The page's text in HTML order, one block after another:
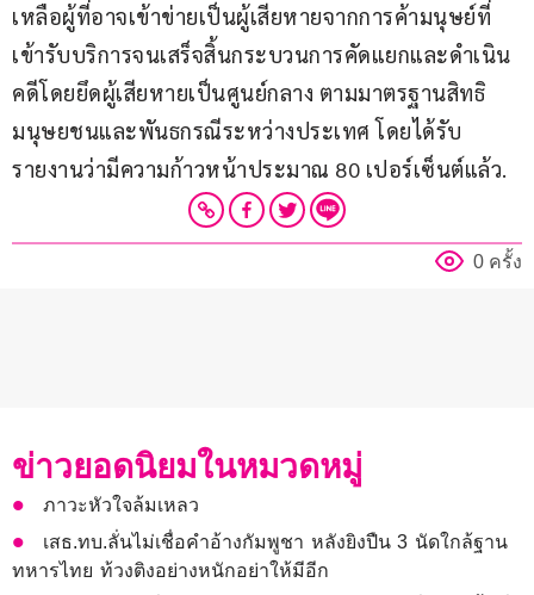
เหลือผู้ที่อาจเข้าข่ายเป็นผู้เสียหายจากการค้ามนุษย์ที่
เข้ารับบริการจนเสร็จสิ้นกระบวนการคัดแยกและดำเนิน
คดีโดยยึดผู้เสียหายเป็นศูนย์กลาง ตามมาตรฐานสิทธิ
มนุษยชนและพันธกรณีระหว่างประเทศ โดยได้รับ
รายงานว่ามีความก้าวหน้าประมาณ 80 เปอร์เซ็นต์แล้ว.
0 ครั้ง
ข่าวยอดนิยมในหมวดหมู่
ภาวะหัวใจล้มเหลว
เสธ.ทบ.ลั่นไม่เชื่อคำอ้างกัมพูชา หลังยิงปืน 3 นัดใกล้ฐาน
ทหารไทย ท้วงติงอย่างหนักอย่าให้มีอีก